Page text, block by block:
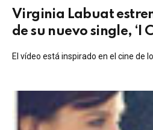
Virginia Labuat
de su nuevo single, ‘I
El vídeo está inspirado en el cine de